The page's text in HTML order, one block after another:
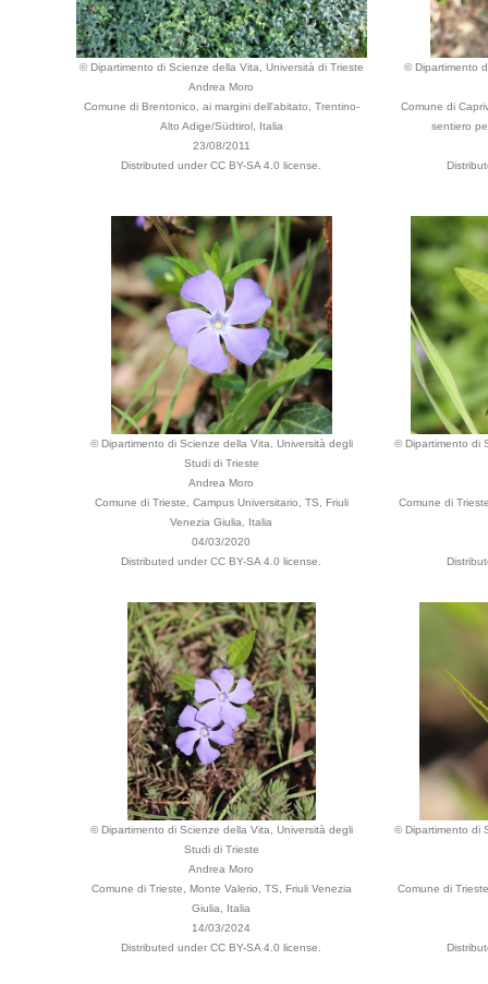
© Dipartimento di Scienze della Vita, Università di Trieste
Andrea Moro
Comune di Brentonico, ai margini dell'abitato, Trentino-
Alto Adige/Südtirol, Italia
23/08/2011
Distributed under CC BY-SA 4.0 license.
© Dipartimento
Comune di
sentiero
© Dipartimento di Scienze della Vita, Università degli
Studi di Trieste
Andrea Moro
Comune di Trieste, Campus Universitario, TS, Friuli
Venezia Giulia, Italia
04/03/2020
Distributed under CC BY-SA 4.0 license.
© Dipartimento di
Comune di
© Dipartimento di Scienze della Vita, Università degli
Studi di Trieste
Andrea Moro
Comune di Trieste, Monte Valerio, TS, Friuli Venezia
Giulia, Italia
14/03/2024
Distributed under CC BY-SA 4.0 license.
© Dipartimento di
Comune di